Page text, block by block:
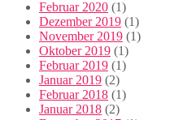
Februar 2020 (1)
Dezember 2019 (1)
November 2019 (1)
Oktober 2019 (1)
Februar 2019 (1)
Januar 2019 (2)
Februar 2018 (1)
Januar 2018 (2)